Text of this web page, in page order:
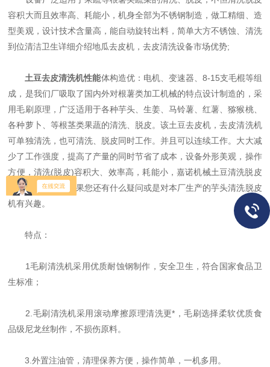
容积大而且效率高、耗能小，机身全部为不锈钢制造，做工精细、造
型美观，设计技术含量高，能自动旋转出料，简单大方不锈蚀、清洗
到位清洁卫生详细介绍地瓜去皮机，去皮清洗设备市场优势;
土豆去皮清洗机性能体构造优：电机、变速器、8-15支毛棍等组
成，是我们厂吸取了国内外对根薯类加工机械的特点设计制造的，采
用毛刷原理，广泛适用于各种芋头、生姜、马铃薯、红薯、猕猴桃、
各种萝卜、等根茎类果蔬的清洗、脱皮。该土豆去皮机，去皮清洗机
可单独清洗，也可清洗、脱皮同时工作。并且可以连续工作。大大减
少了工作强度，提高了产量的同时节省了成本，设备外形美观，操作
方便，清洗(脱皮)容积大、效率高，耗能小，嘉诺机械土豆清洗脱皮
机是您的选择，如果您还有什么疑问或是对本厂生产的芋头清洗脱皮
机有兴趣。
特点：
1毛刷清洗机采用优质耐蚀钢制作，安全卫生，符合国家食品卫
生标准；
2.毛刷清洗机采用滚动摩擦原理清洗更*，毛刷选择柔软优质食
品级尼龙丝制作，不损伤原料。
3.外置注油管，清理保养方便，操作简单，一机多用。